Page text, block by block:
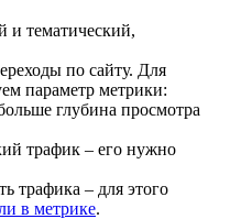
и тематический,
по сайту. Для
параметр метрики:
глубина просмотра
трафик – его нужно
трафика – для этого
в метрике.